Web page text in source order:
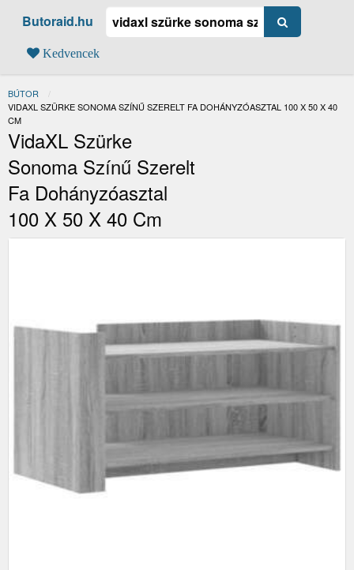
Butoraid.hu
Kedvencek
BÚTOR
JELENLEGI:
VIDAXL SZÜRKE SONOMA SZÍNŰ SZERELT FA DOHÁNYZÓASZTAL 100 X 50 X 40
CM
VidaXL Szürke
Sonoma Színű Szerelt
Fa Dohányzóasztal
100 X 50 X 40 Cm